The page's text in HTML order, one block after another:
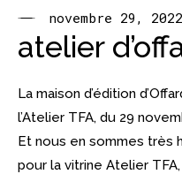
novembre 29, 2022
atelier
La maison d’édition
l’Atelier TFA, du 29
Et nous en sommes très
pour la vitrine Atelier